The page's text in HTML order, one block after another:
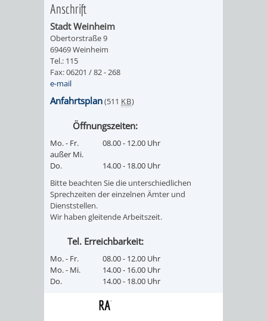
SPIELPLÄTZE
STADTHALLE
ROLF-
ENGELBRECHT-
HAUS
IM
ALTEN
RATHAUS
Anschrift
Stadt Weinheim
Obertorstraße 9
69469 Weinheim
Tel.: 115
Fax: 06201 / 82 - 268
e-mail
Anfahrtsplan(511 KB)
Öffnungszeiten:
Mo. - Fr.
außer Mi.
08.00 - 12.00 Uhr
Do.
14.00 - 18.00 Uhr
Bitte beachten Sie die unterschiedlichen
Sprechzeiten der einzelnen Ämter und
Dienststellen.
Wir haben gleitende Arbeitszeit.
Tel. Erreichbarkeit:
Mo. - Fr.
08.00 - 12.00 Uhr
Mo. - Mi.
14.00 - 16.00 Uhr
Do.
14.00 - 18.00 Uhr